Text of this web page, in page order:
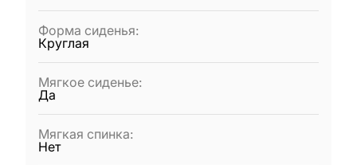
Форма сиденья:
Круглая
Мягкое сиденье:
Да
Мягкая спинка:
Нет